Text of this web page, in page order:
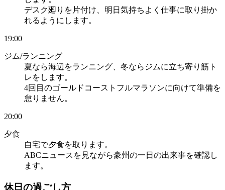
デスク廻りを片付け、明日気持ちよく仕事に取り掛か
れるようにします。
19:00
ジム/ランニング
夏なら海辺をランニング、冬ならジムに立ち寄り筋ト
レをします。
4回目のゴールドコーストフルマラソンに向けて準備を
怠りません。
20:00
夕食
自宅で夕食を取ります。
ABCニュースを見ながら豪州の一日の出来事を確認し
ます。
休日の過ごし方